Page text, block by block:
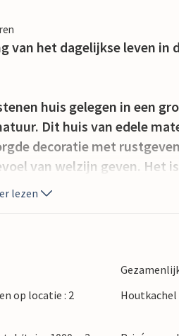
van het dagelijkse leven in
huis gelegen in een
Dit huis van edele
decoratie met
van welzijn geven. Het
zonnige balkon te
centrum met zijn
Ucel met zijn smalle
idyllische omgeving
lezen
op locatie : 2
Houtkachel